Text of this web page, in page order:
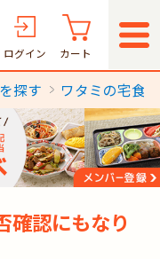
ログイン カート
探す ワタミの宅食
確認にもなり